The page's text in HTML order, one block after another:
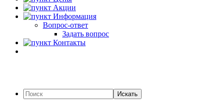
Акции
Информация
Вопрос-ответ
Задать вопрос
Контакты
Искать